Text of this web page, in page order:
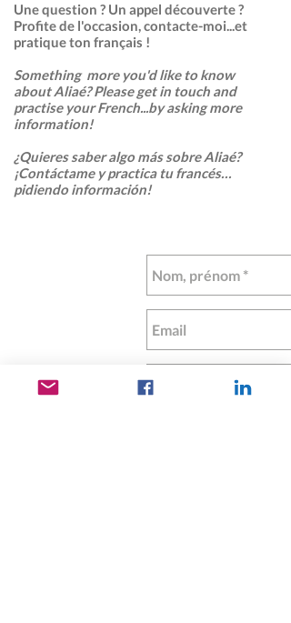
Une question ? Un appel découverte ?
Profite de l'occasion, contacte-moi...et
pratique ton français !
Something more you'd like to know
about Aliaé? Please get in touch and
practise your French...by asking more
information!
¿Quieres saber algo más sobre Aliaé?
¡Contáctame y practica tu francés…
pidiendo información!